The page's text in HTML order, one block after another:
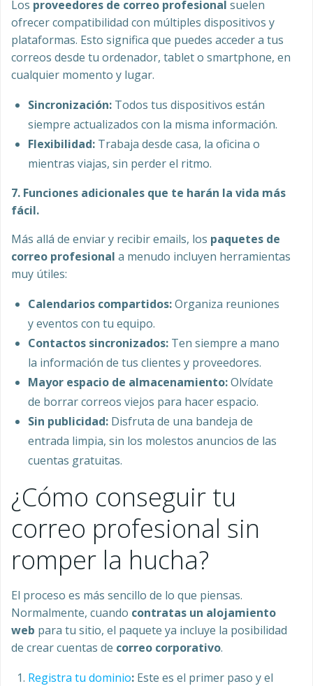
Los proveedores de correo profesional suelen
ofrecer compatibilidad con múltiples dispositivos y
plataformas. Esto significa que puedes acceder a tus
correos desde tu ordenador, tablet o smartphone, en
cualquier momento y lugar.
Sincronización: Todos tus dispositivos están
siempre actualizados con la misma información.
Flexibilidad: Trabaja desde casa, la oficina o
mientras viajas, sin perder el ritmo.
7. Funciones adicionales que te harán la vida más
fácil.
Más allá de enviar y recibir emails, los paquetes de
correo profesional a menudo incluyen herramientas
muy útiles:
Calendarios compartidos:Organiza reuniones
y eventos con tu equipo.
Contactos sincronizados: Ten siempre a mano
la información de tus clientes y proveedores.
Mayor espacio de almacenamiento:Olvídate
de borrar correos viejos para hacer espacio.
Sin publicidad: Disfruta de una bandeja de
entrada limpia, sin los molestos anuncios de las
cuentas gratuitas.
¿Cómo conseguir tu
correo profesional sin
romper la hucha?
El proceso es más sencillo de lo que piensas.
Normalmente, cuando contratas un alojamiento
web para tu sitio, el paquete ya incluye la posibilidad
de crear cuentas de correo corporativo.
Registra tu dominio: Este es el primer paso y el